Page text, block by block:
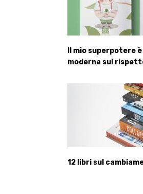
Il mio superpotere
moderna sul
12 libri sul